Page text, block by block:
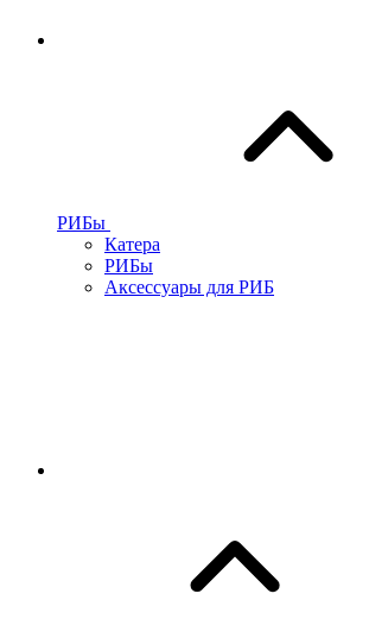
РИБы
Катера
РИБы
Аксессуары для РИБ